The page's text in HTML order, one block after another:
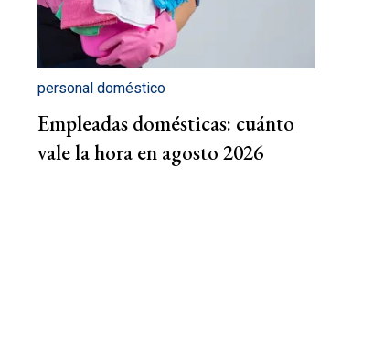
personal doméstico
Empleadas domésticas: cuánto
vale la hora en agosto 2026